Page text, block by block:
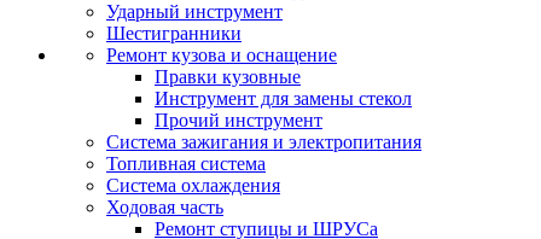
Ударный инструмент
Шестигранники
Ремонт кузова и оснащение
Правки кузовные
Инструмент для замены стекол
Прочий инструмент
Система зажигания и электропитания
Топливная система
Система охлаждения
Ходовая часть
Ремонт ступицы и ШРУСа